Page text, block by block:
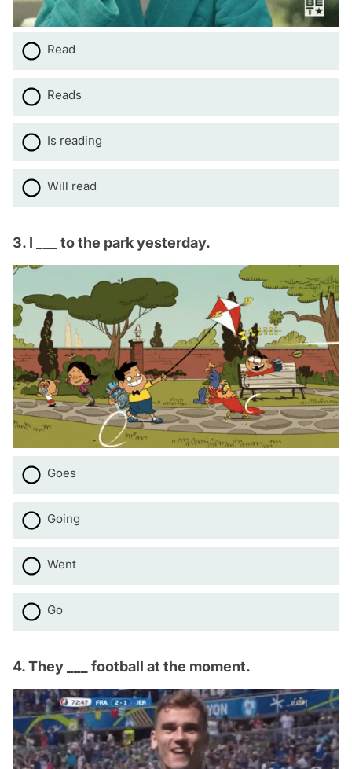
Read
Reads
Is reading
Will read
3. I ___ to the park yesterday.
Goes
Going
Went
Go
4. They ___ football at the moment.